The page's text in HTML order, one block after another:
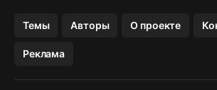
Темы Авторы О проекте
Реклама